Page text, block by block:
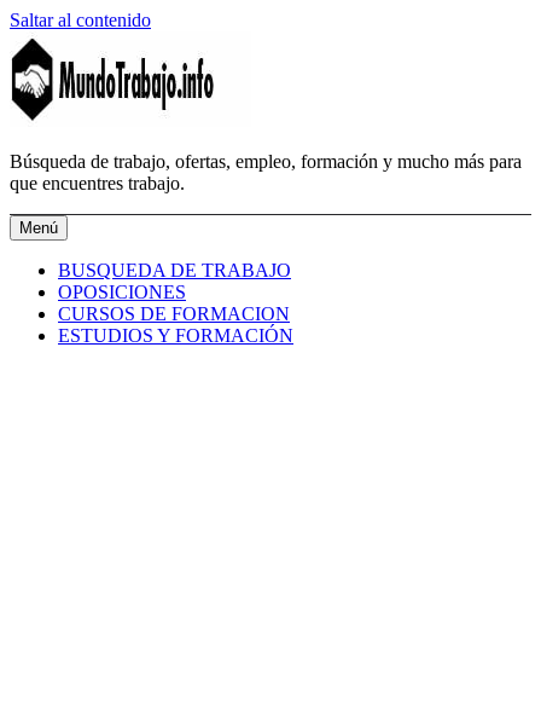
Saltar al contenido
MundoTrabajo.info
Búsqueda de trabajo, ofertas, empleo, formación y mucho más para
que encuentres trabajo.
Menú
BUSQUEDA DE TRABAJO
OPOSICIONES
CURSOS DE FORMACION
ESTUDIOS Y FORMACIÓN